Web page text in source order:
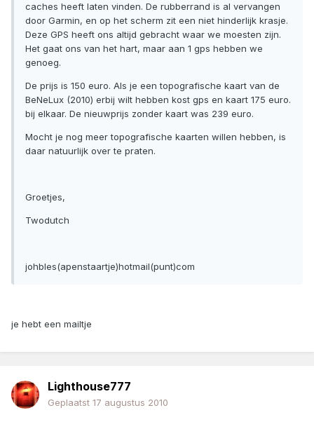
caches heeft laten vinden. De rubberrand is al vervangen
door Garmin, en op het scherm zit een niet hinderlijk krasje.
Deze GPS heeft ons altijd gebracht waar we moesten zijn.
Het gaat ons van het hart, maar aan 1 gps hebben we
genoeg.
De prijs is 150 euro. Als je een topografische kaart van de
BeNeLux (2010) erbij wilt hebben kost gps en kaart 175 euro.
bij elkaar. De nieuwprijs zonder kaart was 239 euro.
Mocht je nog meer topografische kaarten willen hebben, is
daar natuurlijk over te praten.
Groetjes,
Twodutch
johbles(apenstaartje)hotmail(punt)com
je hebt een mailtje
Lighthouse777
Geplaatst 17 augustus 2010